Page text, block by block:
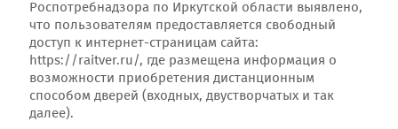
Роспотребнадзора по Иркутской области выявлено,
что пользователям предоставляется свободный
доступ к интернет-страницам сайта:
https://raitver.ru/, где размещена информация о
возможности приобретения дистанционным
способом дверей (входных, двустворчатых и так
далее).